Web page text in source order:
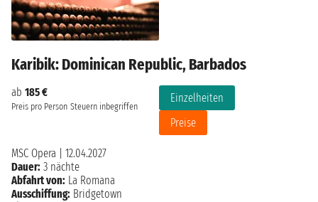
Karibik: Dominican Republic, Barbados
ab 185 €
Preis pro Person Steuern inbegriffen
Einzelheiten
Preise
MSC Opera
12.04.2027
Dauer: 3 nächte
Abfahrt von: La Romana
Ausschiffung: Bridgetown